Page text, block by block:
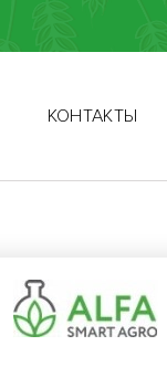
КОНТАКТЫ